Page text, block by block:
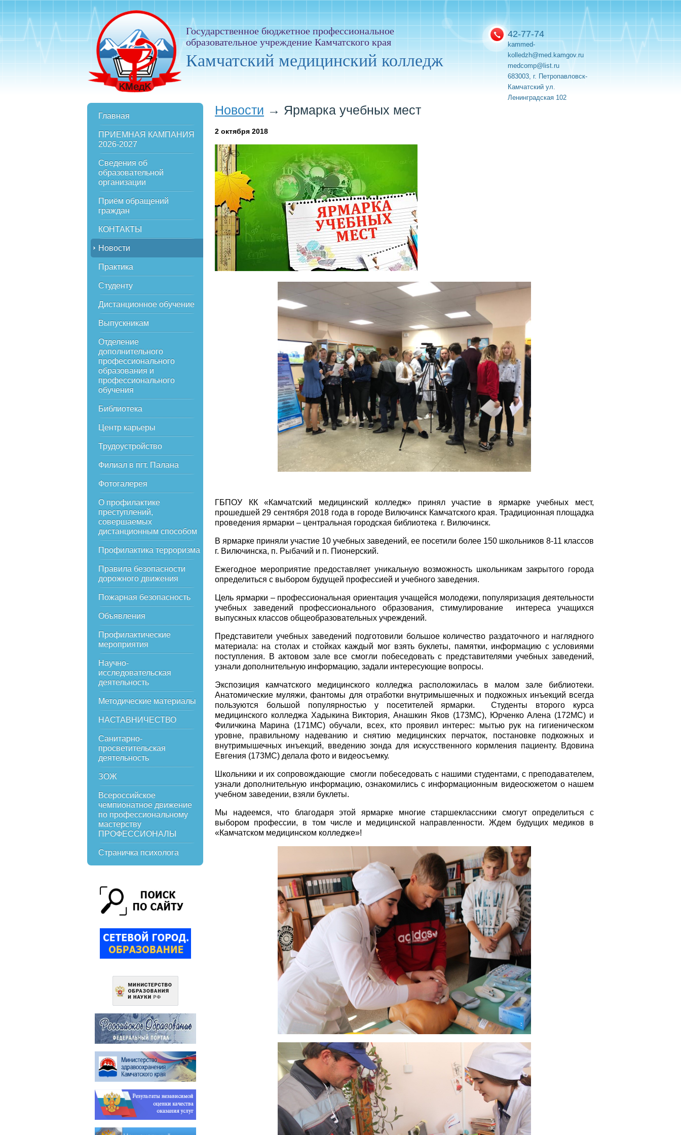
Государственное бюджетное профессиональное
образовательное учреждение Камчатского края
Камчатский медицинский колледж
42-77-74
kammed-
kolledzh@med.kamgov.ru
medcomp@list.ru
683003, г. Петропавловск-
Камчатский ул.
Ленинградская 102
Главная
ПРИЕМНАЯ КАМПАНИЯ
2026-2027
Сведения об
образовательной
организации
Приём обращений
граждан
КОНТАКТЫ
Новости
Практика
Студенту
Дистанционное обучение
Выпускникам
Отделение
дополнительного
профессионального
образования и
профессионального
обучения
Библиотека
Центр карьеры
Трудоустройство
Филиал в пгт. Палана
Фотогалерея
О профилактике
преступлений,
совершаемых
дистанционным способом
Профилактика терроризма
Правила безопасности
дорожного движения
Пожарная безопасность
Объявления
Профилактические
мероприятия
Научно-
исследовательская
деятельность
Методические материалы
НАСТАВНИЧЕСТВО
Санитарно-
просветительская
деятельность
ЗОЖ
Всероссийское
чемпионатное движение
по профессиональному
мастерству
ПРОФЕССИОНАЛЫ
Страничка психолога
Новости → Ярмарка учебных мест
2 октября 2018
ГБПОУ КК «Камчатский медицинский колледж» принял участие в ярмарке учебных мест,
прошедшей 29 сентября 2018 года в городе Вилючинск Камчатского края. Традиционная площадка
проведения ярмарки – центральная городская библиотека г. Вилючинск.
В ярмарке приняли участие 10 учебных заведений, ее посетили более 150 школьников 8-11 классов
г. Вилючинска, п. Рыбачий и п. Пионерский.
Ежегодное мероприятие предоставляет уникальную возможность школьникам закрытого города
определиться с выбором будущей профессией и учебного заведения.
Цель ярмарки – профессиональная ориентация учащейся молодежи, популяризация деятельности
учебных заведений профессионального образования, стимулирование интереса учащихся
выпускных классов общеобразовательных учреждений.
Представители учебных заведений подготовили большое количество раздаточного и наглядного
материала: на столах и стойках каждый мог взять буклеты, памятки, информацию с условиями
поступления. В актовом зале все смогли побеседовать с представителями учебных заведений,
узнали дополнительную информацию, задали интересующие вопросы.
Экспозиция камчатского медицинского колледжа расположилась в малом зале библиотеки.
Анатомические муляжи, фантомы для отработки внутримышечных и подкожных инъекций всегда
пользуются большой популярностью у посетителей ярмарки. Студенты второго курса
медицинского колледжа Хадыкина Виктория, Анашкин Яков (173МС), Юрченко Алена (172МС) и
Филичкина Марина (171МС) обучали, всех, кто проявил интерес: мытью рук на гигиеническом
уровне, правильному надеванию и снятию медицинских перчаток, постановке подкожных и
внутримышечных инъекций, введению зонда для искусственного кормления пациенту. Вдовина
Евгения (173МС) делала фото и видеосъемку.
Школьники и их сопровождающие смогли побеседовать с нашими студентами, с преподавателем,
узнали дополнительную информацию, ознакомились с информационным видеосюжетом о нашем
учебном заведении, взяли буклеты.
Мы надеемся, что благодаря этой ярмарке многие старшеклассники смогут определиться с
выбором профессии, в том числе и медицинской направленности. Ждем будущих медиков в
«Камчатском медицинском колледже»!